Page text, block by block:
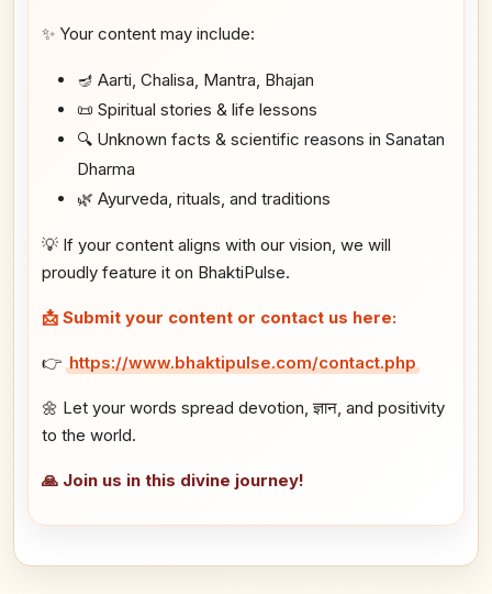
✨ Your content may include:
🪔 Aarti, Chalisa, Mantra, Bhajan
📜 Spiritual stories & life lessons
🔍 Unknown facts & scientific reasons in Sanatan
Dharma
🌿 Ayurveda, rituals, and traditions
💡 If your content aligns with our vision, we will
proudly feature it on BhaktiPulse.
📩 Submit your content or contact us here:
👉 https://www.bhaktipulse.com/contact.php
🌼 Let your words spread devotion, ज्ञान, and positivity
to the world.
🙏 Join us in this divine journey!